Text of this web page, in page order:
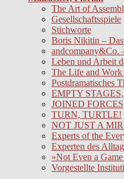
The Art of
Gesellschaftsspiele
Stichworte
Boris Nikitin –
andcompany&Co.
Leben und Arbeit
The Life and
Postdramatisches
EMPTY
JOINED FORCES
TURN, TURTLE!
NOT JUST A
Experts of the
Experten des
»Not Even a
Vorgestellte